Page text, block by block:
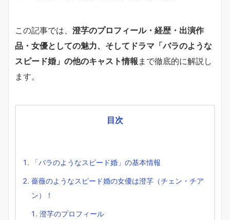
この記事では、 澄芓のプロフィール・経歴・出演作
品・女優としての魅力、そしてドラマ「バラのような
スピード婚」の他のキャスト情報 まで徹底的に解説し
ます。
目次
「バラのようなスピード婚」の基本情報
薔薇のようなスピード婚の女優は澄芓（チェン・チア
ン）！
澄芓のプロフィール